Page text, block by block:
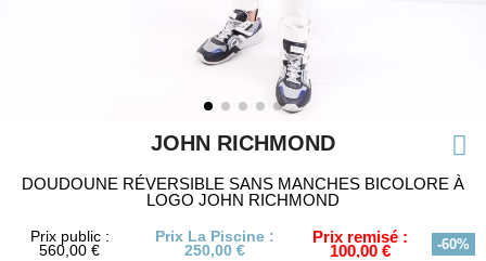
JOHN RICHMOND
DOUDOUNE RÉVERSIBLE SANS MANCHES BICOLORE À
LOGO JOHN RICHMOND
Prix public :
560,00 €
Prix La Piscine :
250,00 €
Prix remisé :
100,00 € -60%